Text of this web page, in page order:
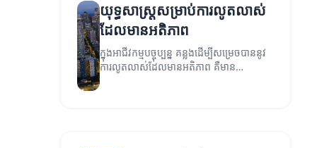
យុទ្ធសាស្ត្រសម្រាប់ការលូតលាស់
ដែលមានអតិភាព
ក្នុងអាជីវកម្មបច្ចុប្បន្ន គន្លងដើម្បីសម្រេចបាននូវ
ការលូតលាស់ដែលមានអតិភាព គឺមាន
សារៈសំខាន់ខ្លាំង។ អត្ថបទនេះនឹងពន្យល់អំពីយុទ្ធ